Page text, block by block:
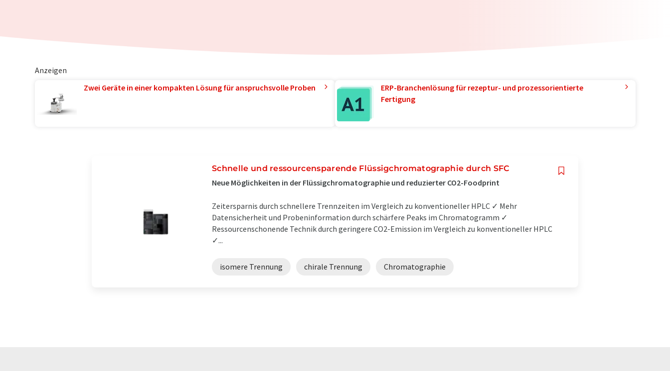
Anzeigen
Zwei Geräte in einer kompakten Lösung für anspruchsvolle Proben
ERP-Branchenlösung für rezeptur- und prozessorientierte
Fertigung
Schnelle und ressourcensparende Flüssigchromatographie durch SFC
Neue Möglichkeiten in der Flüssigchromatographie und reduzierter CO2-Foodprint
Zeitersparnis durch schnellere Trennzeiten im Vergleich zu konventioneller HPLC ✓ Mehr
Datensicherheit und Probeninformation durch schärfere Peaks im Chromatogramm ✓
Ressourcenschonende Technik durch geringere CO2-Emission im Vergleich zu konventioneller HPLC
✓...
isomere Trennung chirale Trennung Chromatographie